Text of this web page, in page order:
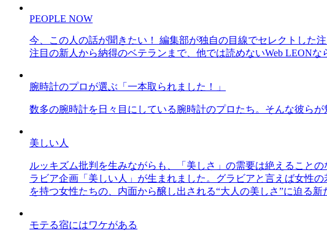
PEOPLE NOW
今、この人の話が聞きたい！ 編集部が独自の目線でセレクトした
注目の新人から納得のベテランまで、他では読めないWeb LEON
腕時計のプロが選ぶ「一本取られました！」
数多の腕時計を日々目にしている腕時計のプロたち。そんな彼ら
美しい人
ルッキズム批判を生みながらも、「美しさ」の需要は絶えること
ラビア企画「美しい人」が生まれました。グラビアと言えば女性
を持つ女性たちの、内面から醸し出される“大人の美しさ”に迫る新
モテる宿にはワケがある